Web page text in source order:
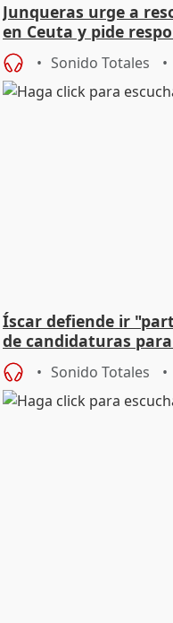
Junqueras urge a
en Ceuta y pide
Sonido Totales
Íscar defiende ir
de candidaturas para
Sonido Totales